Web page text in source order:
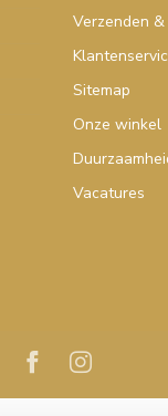
Verzenden
Sitemap
Onze winkel
Vacatures